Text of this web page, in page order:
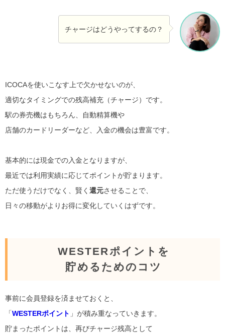
チャージはどうやってするの？
ICOCAを使いこなす上で欠かせないのが、
適切なタイミングでの残高補充（チャージ）です。
駅の券売機はもちろん、自動精算機や
店舗のカードリーダーなど、入金の機会は豊富です。
基本的には現金での入金となりますが、
最近では利用実績に応じてポイントが貯まります。
ただ使うだけでなく、賢く 還元させることで、
日々の移動がよりお得に変化していくはずです。
WESTERポイントを
貯めるためのコツ
事前に会員登録を済ませておくと、
「WESTERポイント 」が積み重なっていきます。
貯まったポイントは、再びチャージ残高として